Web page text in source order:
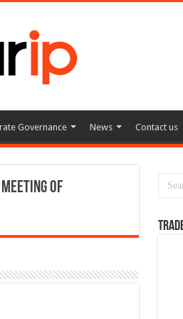
Governance News Contact us
of